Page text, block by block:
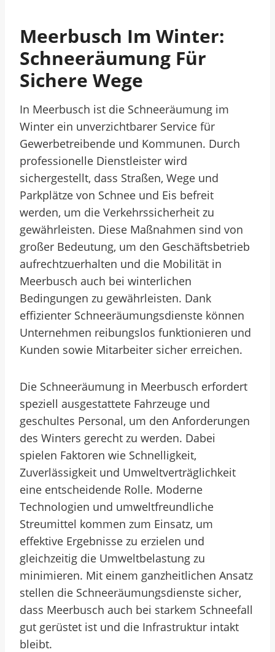
Meerbusch Im Winter:
Schneeräumung Für
Sichere Wege
In Meerbusch ist die Schneeräumung im
Winter ein unverzichtbarer Service für
Gewerbetreibende und Kommunen. Durch
professionelle Dienstleister wird
sichergestellt, dass Straßen, Wege und
Parkplätze von Schnee und Eis befreit
werden, um die Verkehrssicherheit zu
gewährleisten. Diese Maßnahmen sind von
großer Bedeutung, um den Geschäftsbetrieb
aufrechtzuerhalten und die Mobilität in
Meerbusch auch bei winterlichen
Bedingungen zu gewährleisten. Dank
effizienter Schneeräumungsdienste können
Unternehmen reibungslos funktionieren und
Kunden sowie Mitarbeiter sicher erreichen.
Die Schneeräumung in Meerbusch erfordert
speziell ausgestattete Fahrzeuge und
geschultes Personal, um den Anforderungen
des Winters gerecht zu werden. Dabei
spielen Faktoren wie Schnelligkeit,
Zuverlässigkeit und Umweltverträglichkeit
eine entscheidende Rolle. Moderne
Technologien und umweltfreundliche
Streumittel kommen zum Einsatz, um
effektive Ergebnisse zu erzielen und
gleichzeitig die Umweltbelastung zu
minimieren. Mit einem ganzheitlichen Ansatz
stellen die Schneeräumungsdienste sicher,
dass Meerbusch auch bei starkem Schneefall
gut gerüstet ist und die Infrastruktur intakt
bleibt.